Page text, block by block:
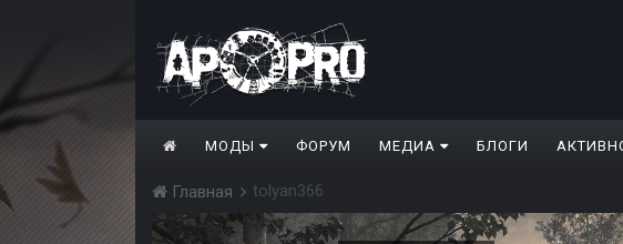
МОДЫ ФОРУМ МЕДИА БЛОГИ
Главная tolyan366